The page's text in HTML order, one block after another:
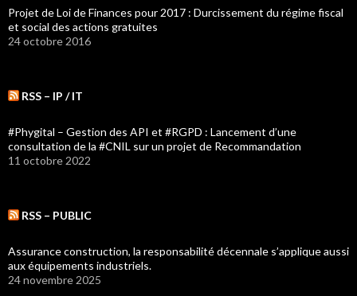
Projet de Loi de Finances pour 2017 : Durcissement du régime fiscal
et social des actions gratuites
24 octobre 2016
RSS – IP / IT
#Phygital – Gestion des API et #RGPD : Lancement d’une
consultation de la #CNIL sur un projet de Recommandation
11 octobre 2022
RSS – PUBLIC
Assurance construction, la responsabilité décennale s’applique aussi
aux équipements industriels.
24 novembre 2025